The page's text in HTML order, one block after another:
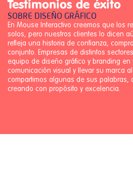
Testimonios de éxito
SOBRE DISEÑO GRÁFICO
En Mouse Interactivo creemos que los
solos, pero nuestros clientes lo dicen
refleja una historia de confianza,
conjunto. Empresas de distintos
equipo de diseño gráfico y branding en
comunicación visual y llevar su marca
compartimos algunas de sus palabras,
creando con propósito y excelencia.